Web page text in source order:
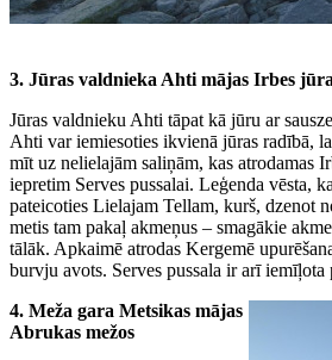
3. Jūras valdnieka Ahti mājas Irbes
Jūras valdnieku Ahti tāpat kā jūru ar
Ahti var iemiesoties ikvienā jūras radībā,
mīt uz nelielajām saliņām, kas atrodamas
iepretim Serves pussalai. Leģenda vēsta,
pateicoties Lielajam Tellam, kurš, dzenot
metis tam pakaļ akmeņus – smagākie
tālāk. Apkaimē atrodas Kergemē
burvju avots. Serves pussala ir arī
4. Meža gara Metsikas mājas
Abrukas mežos